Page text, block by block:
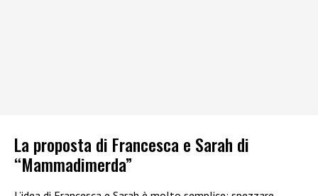
La proposta di Francesca e Sarah di
“Mammadimerda”